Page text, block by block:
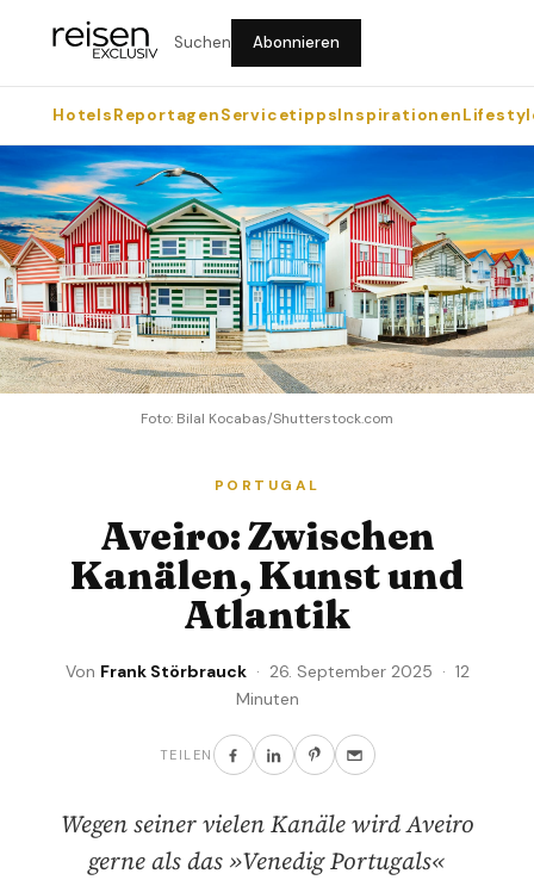
Suchen Abonnieren
HotelsReportagenServicetippsInspirationen
Foto: Bilal Kocabas/Shutterstock.com
PORTUGAL
Aveiro: Zwischen
Kanälen, Kunst und
Atlantik
Von Frank Störbrauck· 26. September 2025 · 12
Minuten
TEILEN
Wegen seiner vielen Kanäle wird Aveiro
gerne als das »Venedig Portugals«